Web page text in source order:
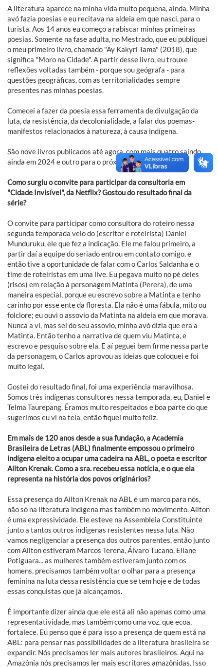
A literatura aparece na minha vida muito pequena, ainda. Minha
avó fazia poesias e eu recitava na aldeia em que nasci, para o
turista. Aos 14 anos eu começo a rabiscar minhas primeiras
poesias. Somente na fase adulta, no Mestrado, que eu publiquei
o meu primeiro livro, chamado "Ay Kakyri Tama" (2018), que
significa "Moro na Cidade". A partir desse livro, eu trouxe
reflexões voltadas também - porque sou geógrafa - para
questões geográficas, com as territorialidades sempre
presentes nas minhas poesias.
Comecei a fazer da poesia essa ferramenta de divulgação da
luta, da resistência, da decolonialidade, a falar dos poemas-
manifestos relacionados à natureza, à causa indígena.
São nove livros publicados até agora, com mais quatro saindo
ainda em 2024 e outro para o próximo ano.
Como surgiu o convite para participar da consultoria em
"Cidade Invisível", da Netflix? Gostou do resultado final da
série?
O convite para participar como consultora do roteiro nessa
segunda temporada veio do (escritor e roteirista) Daniel
Munduruku, ele que fez a indicação. Ele me falou primeiro, a
partir daí a equipe do seriado entrou em contato comigo, e
então tive a oportunidade de falar com o Carlos Saldanha e o
time de roteiristas em uma live. Eu pegava muito no pé deles
(risos) em relação à personagem Matinta (Perera), de uma
maneira especial, porque eu escrevo sobre a Matinta e tenho
carinho por esse ente da floresta. Ela não é uma fábula, mito ou
folclore; eu ouvi o assovio da Matinta na aldeia em que morava.
Nunca a vi, mas sei do seu assovio, minha avó dizia que era a
Matinta. Então tenho a narrativa de quem viu Matinta, e
escrevo e pesquiso sobre ela. E aí peguei bem firme nessa parte
da personagem, o Carlos aprovou as ideias que coloquei e foi
muito legal.
Gostei do resultado final, foi uma experiência maravilhosa.
Somos três indígenas consultores nessa temporada, eu, Daniel e
Telma Taurepang. Éramos muito respeitados e boa parte do que
sugerimos eu vi na tela, então fiquei muito feliz.
Em mais de 120 anos desde a sua fundação, a Academia
Brasileira de Letras (ABL) finalmente empossou o primeiro
indígena eleito a ocupar uma cadeira na ABL, o poeta e escritor
Ailton Krenak. Como a sra. recebeu essa notícia, e o que ela
representa na história dos povos originários?
Essa presença do Ailton Krenak na ABL é um marco para nós,
não só na literatura indígena mas também no movimento. Ailton
é uma expressividade. Ele esteve na Assembleia Constituinte
junto a tantos outros indígenas resistentes nessa luta. Não
vamos negligenciar a presença dos outros parentes, então junto
com Ailton estiveram Marcos Terena, Álvaro Tucano, Eliane
Potiguara... as mulheres também estiveram junto com os
homens, precisamos também voltar o olhar para a presença
feminina na luta dessa resistência que se tem hoje e de todas
essas conquistas que já alcançamos.
É importante dizer ainda que ele está ali não apenas como uma
representatividade, mas também como uma voz, que ecoa,
fortalece. Eu penso que é para isso a presença de quem está na
ABL: para pensar nas possibilidades de a literatura brasileira se
expandir. Nós precisamos ler mais autores brasileiros. Aqui na
Amazônia nós precisamos ler mais escritores amazônidas. Isso